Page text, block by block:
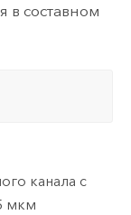
в составном
канала с
мкм